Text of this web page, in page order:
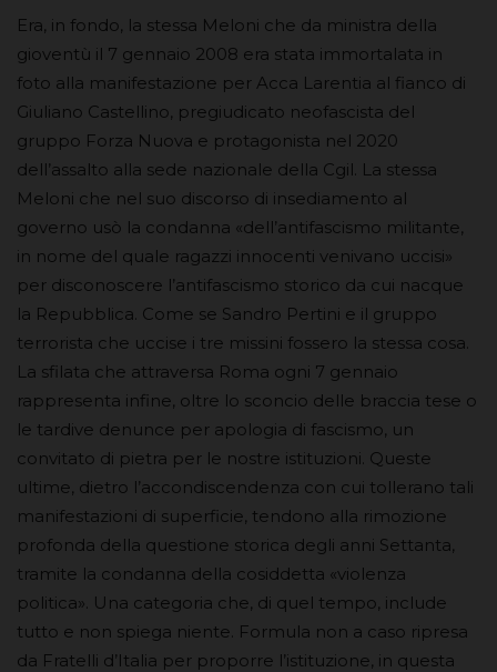
Era, in fondo, la stessa Meloni che da ministra della
gioventù il 7 gennaio 2008 era stata immortalata in
foto alla manifestazione per Acca Larentia al fianco di
Giuliano Castellino, pregiudicato neofascista del
gruppo Forza Nuova e protagonista nel 2020
dell’assalto alla sede nazionale della Cgil. La stessa
Meloni che nel suo discorso di insediamento al
governo usò la condanna «dell’antifascismo militante,
in nome del quale ragazzi innocenti venivano uccisi»
per disconoscere l’antifascismo storico da cui nacque
la Repubblica. Come se Sandro Pertini e il gruppo
terrorista che uccise i tre missini fossero la stessa cosa.
La sfilata che attraversa Roma ogni 7 gennaio
rappresenta infine, oltre lo sconcio delle braccia tese o
le tardive denunce per apologia di fascismo, un
convitato di pietra per le nostre istituzioni. Queste
ultime, dietro l’accondiscendenza con cui tollerano tali
manifestazioni di superficie, tendono alla rimozione
profonda della questione storica degli anni Settanta,
tramite la condanna della cosiddetta «violenza
politica». Una categoria che, di quel tempo, include
tutto e non spiega niente. Formula non a caso ripresa
da Fratelli d’Italia per proporre l’istituzione, in questa